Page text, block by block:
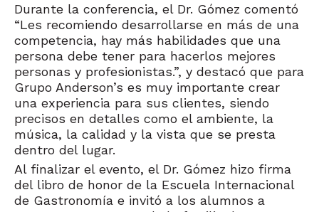
Durante la conferencia, el Dr. Gómez comentó
“Les recomiendo desarrollarse en más de una
competencia, hay más habilidades que una
persona debe tener para hacerlos mejores
personas y profesionistas.”, y destacó que para
Grupo Anderson’s es muy importante crear
una experiencia para sus clientes, siendo
precisos en detalles como el ambiente, la
música, la calidad y la vista que se presta
dentro del lugar.
Al finalizar el evento, el Dr. Gómez hizo firma
del libro de honor de la Escuela Internacional
de Gastronomía e invitó a los alumnos a